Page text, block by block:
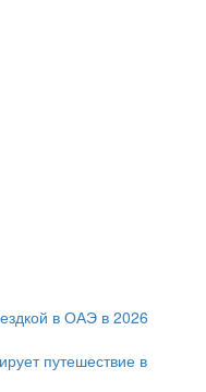
в ОАЭ в 2026
путешествие в